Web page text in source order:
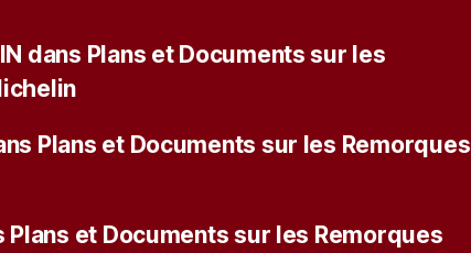
dans Plans et Documents sur les
Plans et Documents sur les Remorques
Plans et Documents sur les Remorques